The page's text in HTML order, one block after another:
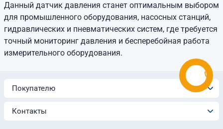
Данный датчик давления станет оптимальным выбором
для промышленного оборудования, насосных станций,
гидравлических и пневматических систем, где требуется
точный мониторинг давления и бесперебойная работа
измерительного оборудования.
Покупателю
Контакты